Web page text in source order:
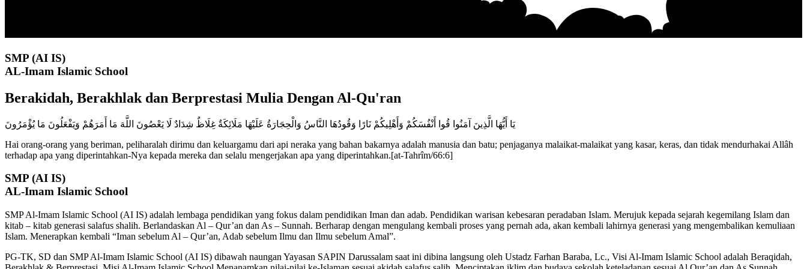
SMP (AI IS)
AL-Imam Islamic School
Berakidah, Berakhlak dan Berprestasi Mulia Dengan Al-Qu'ran
يَا أَيُّهَا الَّذِينَ آمَنُوا قُوا أَنْفُسَكُمْ وَأَهْلِيكُمْ نَارًا وَقُودُهَا النَّاسُ وَالْحِجَارَةُ عَلَيْهَا مَلَائِكَةٌ غِلَاظٌ شِدَادٌ لَا يَعْصُونَ اللَّهَ مَا أَمَرَهُمْ وَيَفْعَلُونَ مَا يُؤْمَرُونَ
Hai orang-orang yang beriman, peliharalah dirimu dan keluargamu dari api neraka yang bahan bakarnya adalah manusia dan batu; penjaganya malaikat-malaikat yang kasar, keras, dan tidak mendurhakai Allâh
terhadap apa yang diperintahkan-Nya kepada mereka dan selalu mengerjakan apa yang diperintahkan.[at-Tahrîm/66:6]
SMP (AI IS)
AL-Imam Islamic School
SMP Al-Imam Islamic School (AI IS) adalah lembaga pendidikan yang fokus dalam pendidikan Iman dan adab. Pendidikan warisan kebesaran peradaban Islam. Merujuk kepada sejarah kegemilang Islam dan
kitab – kitab generasi salafus shalih. Berlandaskan Al – Qur’an dan As – Sunnah. Berharap dengan mengulang kembali proses yang pernah ada, akan kembali lahirnya generasi yang mengembalikan kemuliaan
Islam. Menerapkan kembali “Iman sebelum Al – Qur’an, Adab sebelum Ilmu dan Ilmu sebelum Amal”.
PG-TK, SD dan SMP Al-Imam Islamic School (AI IS) dibawah naungan Yayasan SAPIN Darussalam saat ini dibina langsung oleh Ustadz Farhan Baraba, Lc., Visi Al-Imam Islamic School adalah Beraqidah,